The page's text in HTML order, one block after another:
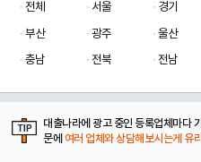
전체 서울 경기
부산
광주 울산
충남
전북 전남
대출나라에 광고 중인 등록업체마다
문에 여러 업체와 상담해보시는게 유리